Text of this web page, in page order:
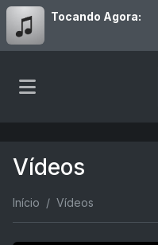
Tocando Agora:
Vídeos
Início Vídeos